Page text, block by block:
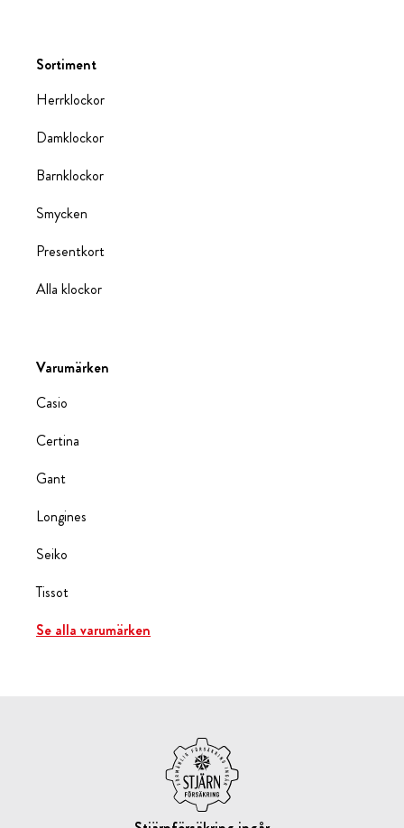
Sortiment
Herrklockor
Damklockor
Barnklockor
Smycken
Presentkort
Alla klockor
Varumärken
Casio
Certina
Gant
Longines
Seiko
Tissot
Se alla varumärken